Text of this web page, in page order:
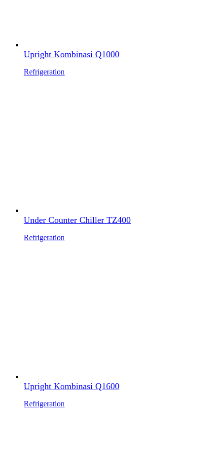
Upright Kombinasi Q1000
Refrigeration
Under Counter Chiller TZ400
Refrigeration
Upright Kombinasi Q1600
Refrigeration